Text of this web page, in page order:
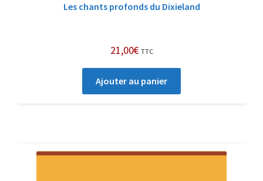
Les chants profonds du Dixieland
21,00€ TTC
Ajouter au panier